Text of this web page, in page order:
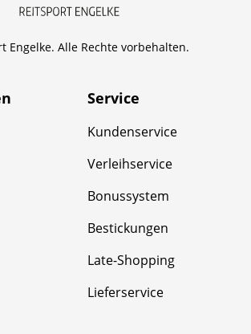
Engelke. Alle Rechte vorbehalten.
Service
Kundenservice
Verleihservice
Bonussystem
Bestickungen
Late-Shopping
Lieferservice